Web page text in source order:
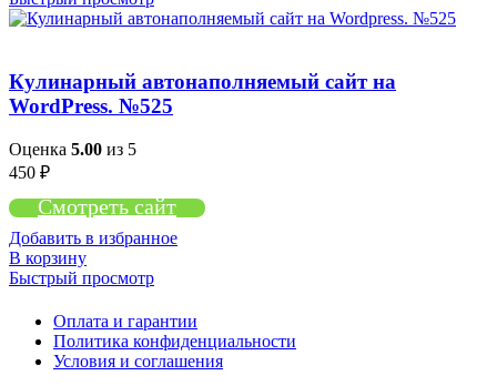
Кулинарный автонаполняемый сайт на
WordPress. №525
Оценка 5.00 из 5
450 ₽
Смотреть сайт
Добавить в избранное
В корзину
Быстрый просмотр
Оплата и гарантии
Политика конфиденциальности
Условия и соглашения